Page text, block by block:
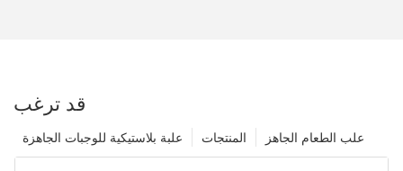
قد ترغب
علب الطعام الجاهز المنتجات علبة بلاستيكية للوجبات الجاهزة